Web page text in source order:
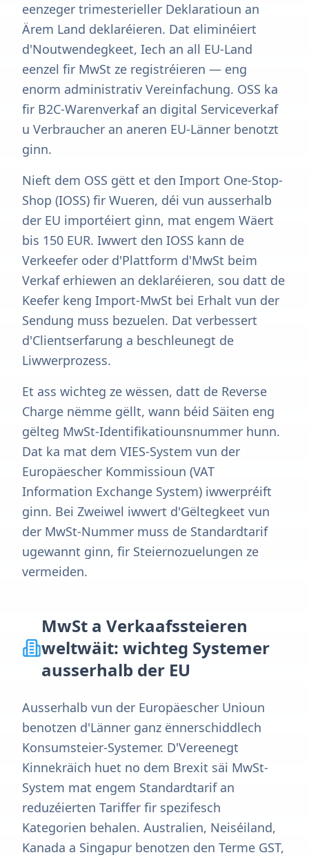
eenzeger trimesterieller Deklaratioun an
Ärem Land deklaréieren. Dat eliminéiert
d'Noutwendegkeet, Iech an all EU-Land
eenzel fir MwSt ze registréieren — eng
enorm administrativ Vereinfachung. OSS ka
fir B2C-Warenverkaf an digital Serviceverkaf
u Verbraucher an aneren EU-Länner benotzt
ginn.
Nieft dem OSS gëtt et den Import One-Stop-
Shop (IOSS) fir Wueren, déi vun ausserhalb
der EU importéiert ginn, mat engem Wäert
bis 150 EUR. Iwwert den IOSS kann de
Verkeefer oder d'Plattform d'MwSt beim
Verkaf erhiewen an deklaréieren, sou datt de
Keefer keng Import-MwSt bei Erhalt vun der
Sendung muss bezuelen. Dat verbessert
d'Clientserfarung a beschleunegt de
Liwwerprozess.
Et ass wichteg ze wëssen, datt de Reverse
Charge nëmme gëllt, wann béid Säiten eng
gëlteg MwSt-Identifikatiounsnummer hunn.
Dat ka mat dem VIES-System vun der
Europäescher Kommissioun (VAT
Information Exchange System) iwwerpréift
ginn. Bei Zweiwel iwwert d'Gëltegkeet vun
der MwSt-Nummer muss de Standardtarif
ugewannt ginn, fir Steiernozuelungen ze
vermeiden.
MwSt a Verkaafssteieren
weltwäit: wichteg Systemer
ausserhalb der EU
Ausserhalb vun der Europäescher Unioun
benotzen d'Länner ganz ënnerschiddlech
Konsumsteier-Systemer. D'Vereenegt
Kinnekräich huet no dem Brexit säi MwSt-
System mat engem Standardtarif an
reduzéierten Tariffer fir spezifesch
Kategorien behalen. Australien, Neiséiland,
Kanada a Singapur benotzen den Terme GST,